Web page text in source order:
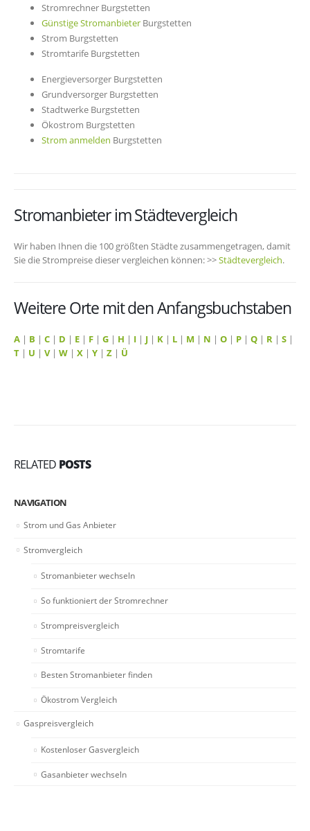
Stromrechner Burgstetten
Günstige Stromanbieter Burgstetten
Strom Burgstetten
Stromtarife Burgstetten
Energieversorger Burgstetten
Grundversorger Burgstetten
Stadtwerke Burgstetten
Ökostrom Burgstetten
Strom anmelden Burgstetten
Stromanbieter im Städtevergleich
Wir haben Ihnen die 100 größten Städte zusammengetragen, damit
Sie die Strompreise dieser vergleichen können: >>Städtevergleich.
Weitere Orte mit den Anfangsbuchstaben
A | B | C | D | E | F | G | H | I | J | K | L | M | N | O | P | Q | R | S |
T | U | V| W | X | Y | Z | Ü
RELATED POSTS
NAVIGATION
Strom und Gas Anbieter
Stromvergleich
Stromanbieter wechseln
So funktioniert der Stromrechner
Strompreisvergleich
Stromtarife
Besten Stromanbieter finden
Ökostrom Vergleich
Gaspreisvergleich
Kostenloser Gasvergleich
Gasanbieter wechseln